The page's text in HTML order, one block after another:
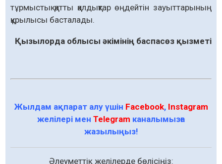
тұрмыстық қатты қалдықтар өңдейтін зауыттарының
құрылысы басталады.
Қызылорда облысы әкімінің баспасөз қызметі
Жылдам ақпарат алу үшін Facebook, Instagram
желілері мен Telegram каналымызға
жазылыңыз!
Әлеуметтік желілерде бөлісіңіз: